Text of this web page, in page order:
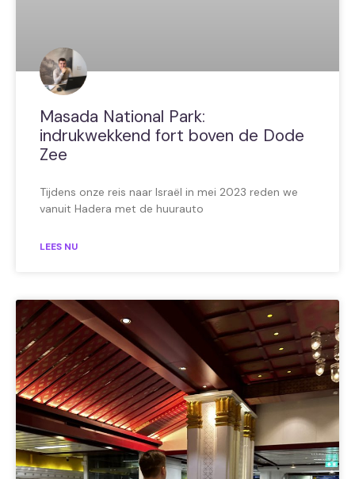
Masada National Park:
indrukwekkend fort boven de Dode
Zee
Tijdens onze reis naar Israël in mei 2023 reden we
vanuit Hadera met de huurauto
LEES NU